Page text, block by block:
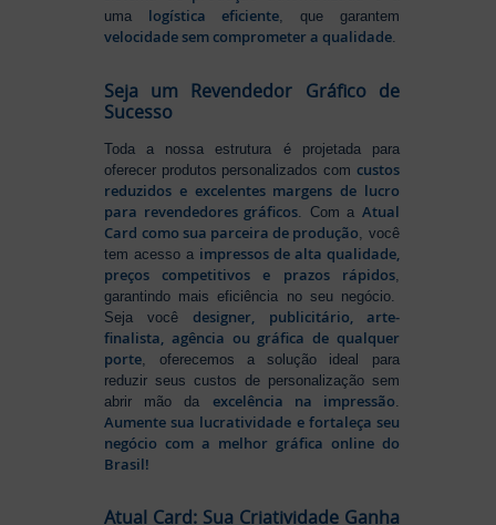
uma logística eficiente, que garantem
velocidade sem comprometer a qualidade.
Seja um Revendedor Gráfico de
Sucesso
Toda a nossa estrutura é projetada para
oferecer produtos personalizados com custos
reduzidos e excelentes margens de lucro
para revendedores gráficos . Com a Atual
Card como sua parceira de produção , você
tem acesso a impressos de alta qualidade,
preços competitivos e prazos rápidos,
garantindo mais eficiência no seu negócio.
Seja vocêdesigner, publicitário, arte-
finalista, agência ou gráfica de qualquer
porte , oferecemos a solução ideal para
reduzir seus custos de personalização sem
abrir mão da excelência na impressão
Aumente sua lucratividade e fortaleça seu
negócio com a melhor gráfica online do
Brasil!
Atual Card: Sua Criatividade Ganha